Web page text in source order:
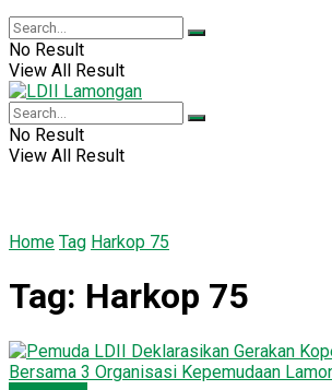
No Result
View All Result
No Result
View All Result
Home Tag Harkop 75
Tag: Harkop 75